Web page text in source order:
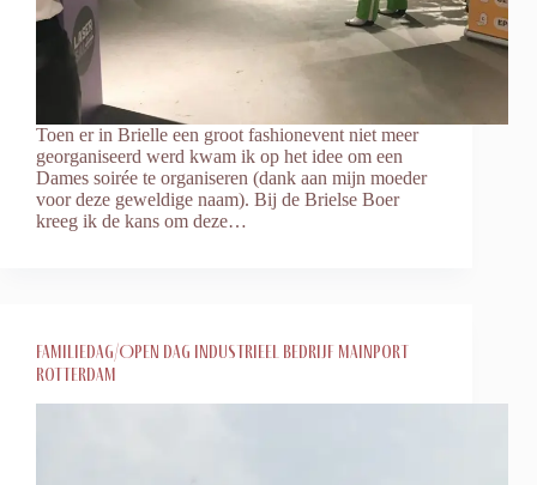
Toen er in Brielle een groot fashionevent niet meer
georganiseerd werd kwam ik op het idee om een
Dames soirée te organiseren (dank aan mijn moeder
voor deze geweldige naam). Bij de Brielse Boer
kreeg ik de kans om deze…
Familiedag/Open dag industrieel bedrijf Mainport
Rotterdam